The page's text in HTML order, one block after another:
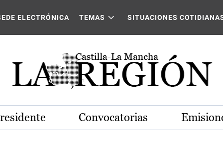
La Mancha
ELECTRÓNICA TEMAS SITUACIONES
Convocatorias